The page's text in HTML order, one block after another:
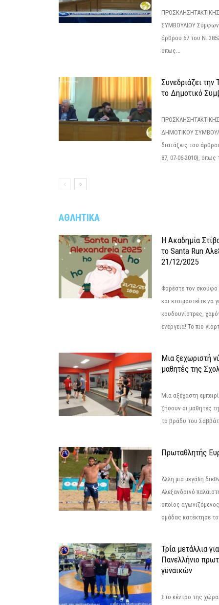
ΣΥΜΒΟΥΛΙΟΥ
άρθρου 67 του Ν.
όπως...
Συνεδριάζει
το Δημοτικό
ΔΗΜΟΤΙΚΟΥ
διατάξεις του
87, 07-06-2010), όπως
ΑΘΛΗΤΙΚΑ
Η Ακαδημία
το Santa Run
21/12/2025
Φορέστε τον σκούφο
και ετοιμαστείτε να
κουδουνίστρες,
ενέργεια! Το πιο
Μια ξεχωριστή
μαθητές της
Μια αξέχαστη
ζήσουν οι μαθητές
το βράδυ του
Πρωταθλητής
Άλλη μια μεγάλη
Αλεξανδρινό
οποίος
ομάδας κατέκτησε
Τρία μετάλλια
Πανελλήνιο
γυναικών
Στο κέντρο της